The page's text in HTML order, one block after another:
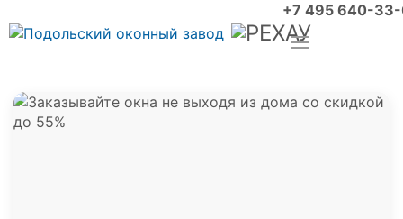
+7 495 640-